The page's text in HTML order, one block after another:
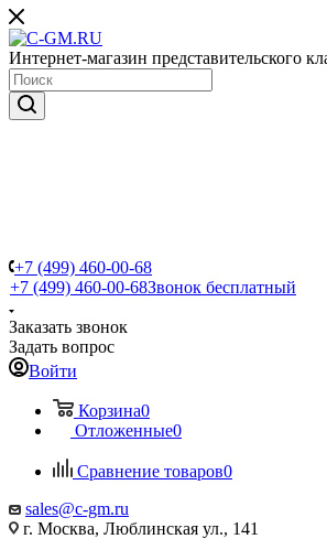
Интернет-магазин представительского
+7 (499) 460-00-68
+7 (499) 460-00-68Звонок бесплатный
Заказать звонок
Задать вопрос
Войти
Корзина0
Отложенные0
Сравнение товаров0
sales@c-gm.ru
г. Москва, Люблинская ул., 141